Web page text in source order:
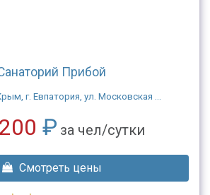
Прибой
г. Евпатория, ул. Московская ...
₽ за чел/сутки
Смотреть цены